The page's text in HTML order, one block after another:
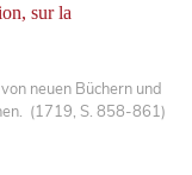
sur la
neuen Büchern und
(1719, S. 858-861)